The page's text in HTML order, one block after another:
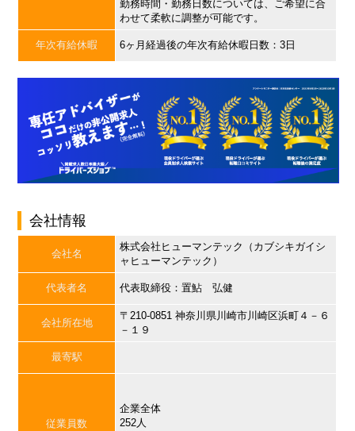
勤務時間・勤務日数については、ご希望に合
わせて柔軟に調整が可能です。
年次有給休暇 6ヶ月経過後の年次有給休暇日数：3日
会社情報
会社名
株式会社ヒューマンテック（カブシキガイシ
ャヒューマンテック）
代表者名 代表取締役：置鮎 弘健
会社所在地
〒210-0851 神奈川県川崎市川崎区浜町４－６
－１９
最寄駅
従業員数
企業全体
252人